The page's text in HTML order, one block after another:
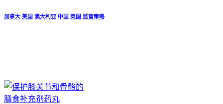
加拿大 美国 澳大利亚 中国 英国 监管策略